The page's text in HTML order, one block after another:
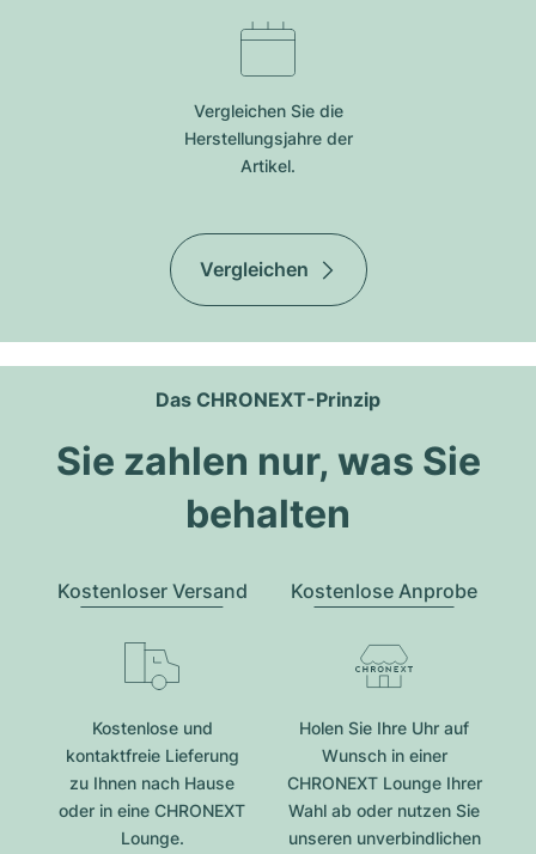
Vergleichen Sie die
Herstellungsjahre der
Artikel.
Vergleichen
Das CHRONEXT-Prinzip
Sie zahlen nur, was Sie
behalten
Kostenloser Versand
Kostenlose und
kontaktfreie Lieferung
zu Ihnen nach Hause
oder in eine CHRONEXT
Lounge.
Kostenlose Anprobe
Holen Sie Ihre Uhr auf
Wunsch in einer
CHRONEXT Lounge Ihrer
Wahl ab oder nutzen Sie
unseren unverbindlichen